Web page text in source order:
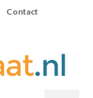
Contact